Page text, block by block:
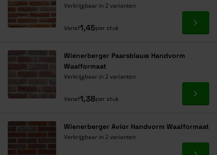
Verkrijgbaar in 2 varianten
Vanaf1,45per stuk Ga
Wienerberger Paarsblauw Handvorm
Waalformaat
Verkrijgbaar in 2 varianten
Vanaf1,38per stuk Ga
Wienerberger Avior Handvorm Waalformaat
Verkrijgbaar in 2 varianten